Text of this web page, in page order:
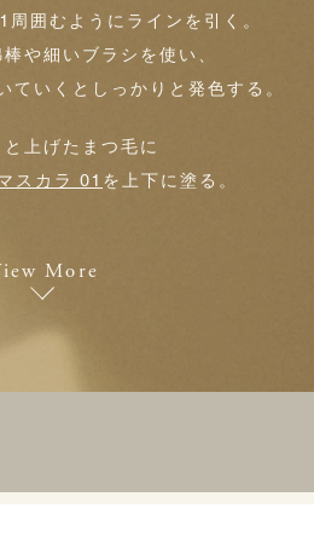
囲むようにラインを引く。
や細いブラシを使い、
ていくとしっかりと発色する。
と上げたまつ毛に
スカラ 01 を上下に塗る。
More